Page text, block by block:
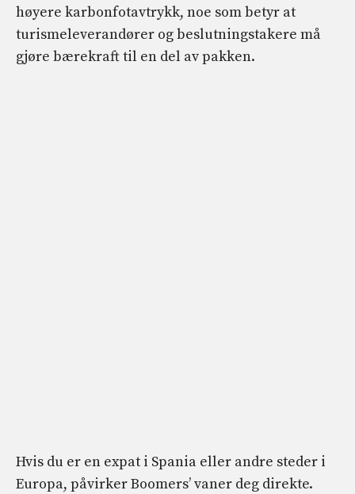
høyere karbonfotavtrykk, noe som betyr at
turismeleverandører og beslutningstakere må
gjøre bærekraft til en del av pakken.
Hvis du er en expat i Spania eller andre steder i
Europa, påvirker Boomers’ vaner deg direkte.